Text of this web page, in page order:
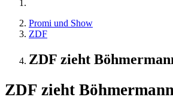
Promi und Show
ZDF
ZDF zieht
ZDF zieht